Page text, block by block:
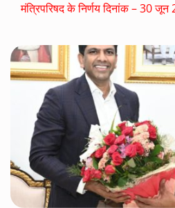
मंत्रिपरिषद के निर्णय दिनांक – 30